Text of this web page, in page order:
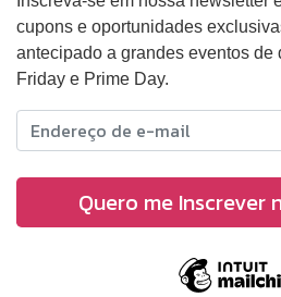
cupons e oportunidades
antecipado a grandes eventos de
Friday e Prime Day.